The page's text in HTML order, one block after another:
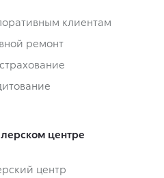
клиентам
ремонт
центре
центр